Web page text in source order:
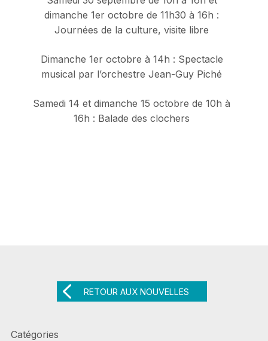
dimanche 1er octobre de 11h30 à 16h :
Journées de la culture, visite libre
Dimanche 1er octobre à 14h : Spectacle
musical par l’orchestre Jean-Guy Piché
Samedi 14 et dimanche 15 octobre de 10h à
16h : Balade des clochers
RETOUR AUX NOUVELLES
Catégories